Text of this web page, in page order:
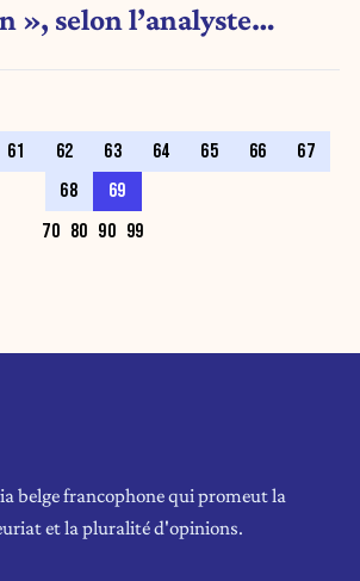
», selon l’analyste
61 62 63 64 65 66
67
68
69
70 80 90 99
belge francophone qui promeut la
et la pluralité d'opinions.